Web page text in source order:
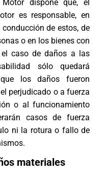
dispone que, el
es responsable, en
de estos, de
o en los bienes con
caso de daños a las
sólo quedará
los daños fueron
perjudicado o a fuerza
o al funcionamiento
casos de fuerza
ni la rotura o fallo de
materiales